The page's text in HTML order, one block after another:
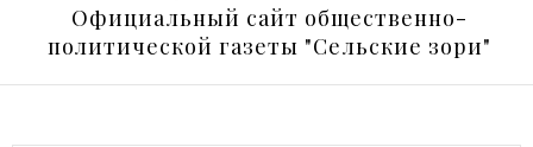
Официальный сайт общественно-
политической газеты "Сельские зори"